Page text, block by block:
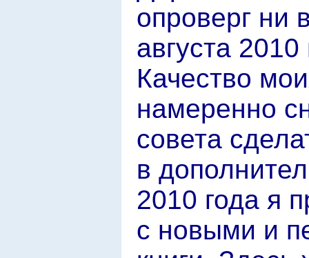
опроверг ни
августа 2010
Качество
намеренно
совета
в
2010 года я
с новыми и